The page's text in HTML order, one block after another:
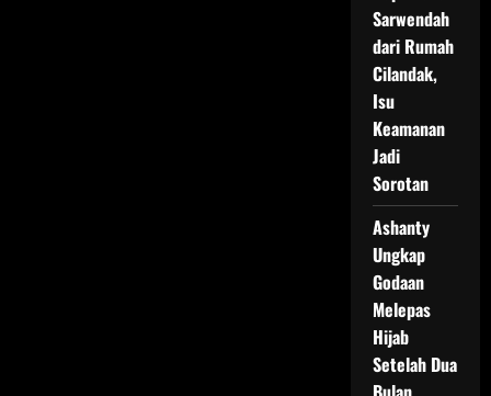
Sarwendah
dari Rumah
Cilandak,
Isu
Keamanan
Jadi
Sorotan
Ashanty
Ungkap
Godaan
Melepas
Hijab
Setelah Dua